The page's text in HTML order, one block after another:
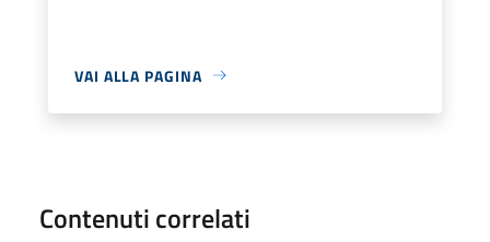
VAI ALLA PAGINA
Contenuti correlati